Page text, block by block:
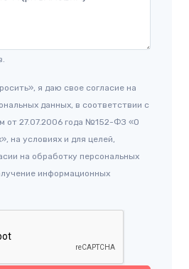
я даю свое согласие на
данных, в соответствии с
от 27.07.2006 года №152-ФЗ «О
на условиях и для целей,
на обработку персональных
информационных